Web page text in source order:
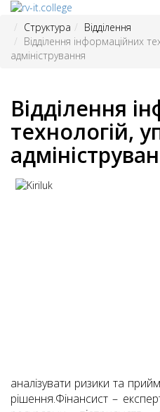
Структура
Відділення
Відділення інформаційних
адміністрування
Відділення
технологій,
аналізувати ризики та
рішення.Фінансист –